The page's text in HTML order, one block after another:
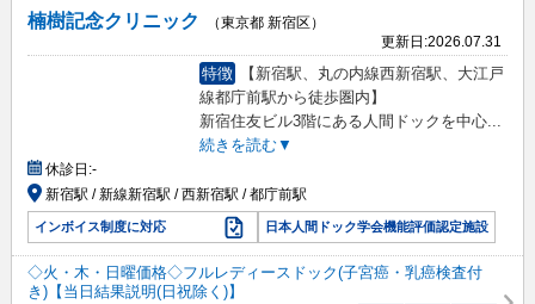
楠樹記念クリニック
（東京都 新宿区）
更新日:2026.07.31
特徴
【新宿駅、丸の内線西新宿駅、大江戸
線都庁前駅から徒歩圏内】
新宿住友ビル3階にある人間ドックを中心...
続きを読む▼
休診日:-
新宿駅 / 新線新宿駅 / 西新宿駅 / 都庁前駅
インボイス制度に対応 日本人間ドック学会機能評価認定施設
◇火・木・日曜価格◇フルレディースドック(子宮癌・乳癌検査付
き)【当日結果説明(日祝除く)】